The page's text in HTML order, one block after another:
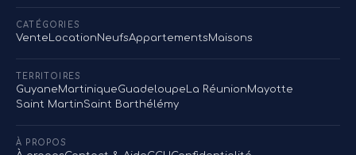
CATÉGORIES
Vente LocationNeufsAppartementsMaisons
TERRITOIRES
GuyaneMartiniqueGuadeloupe La RéunionMayotte
Saint MartinSaint Barthélémy
À PROPOS